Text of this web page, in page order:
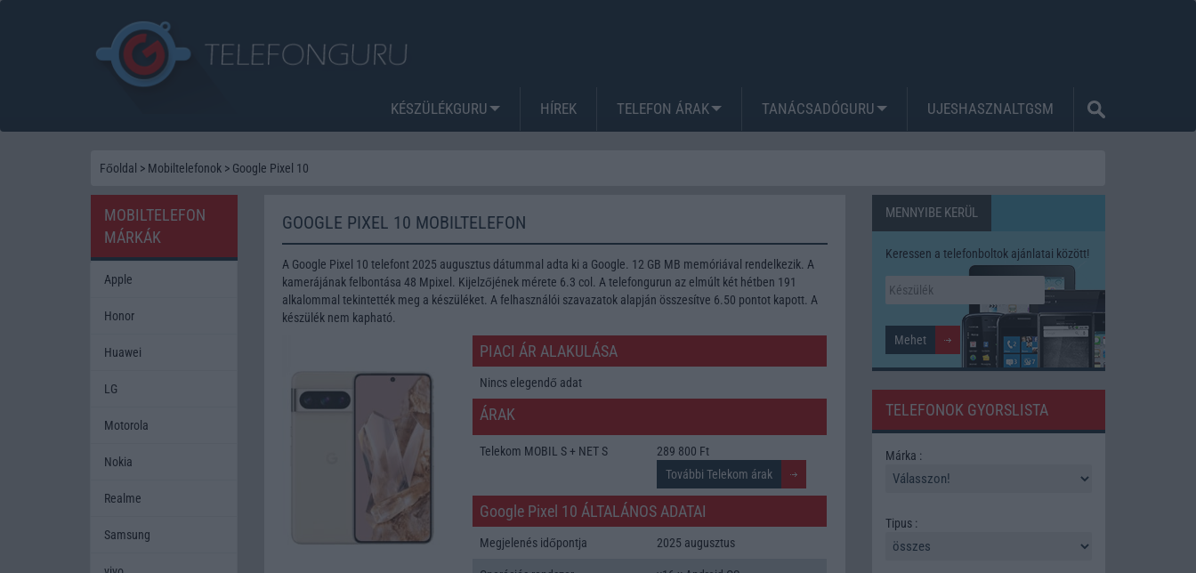
KÉSZÜLÉKGURU HÍREK TELEFON ÁRAK TANÁCSADÓGURU UJESHASZNALTGSM
Főoldal > Mobiltelefonok > Google Pixel 10
GOOGLE PIXEL 10 MOBILTELEFON
A Google Pixel 10 telefont 2025 augusztus dátummal adta ki a Google. 12 GB MB memóriával rendelkezik. A
kamerájának felbontása 48 Mpixel. Kijelzőjének mérete 6.3 col. A telefongurun az elmúlt két hétben 191
alkalommal tekintették meg a készüléket. A felhasználói szavazatok alapján összesítve 6.50 pontot kapott. A
készülék nem kapható.
PIACI ÁR ALAKULÁSA
Nincs elegendő adat
ÁRAK
Telekom MOBIL S + NET S 289 800 Ft
Google Pixel 10 ÁLTALÁNOS ADATAI
Megjelenés időpontja 2025 augusztus
MENNYIBE KERÜL
Keressen a telefonboltok ajánlatai között!
TELEFONOK GYORSLISTA
Márka :
Tipus :
MOBILTELEFON
MÁRKÁK
Apple
Honor
Huawei
LG
Motorola
Nokia
Realme
Samsung